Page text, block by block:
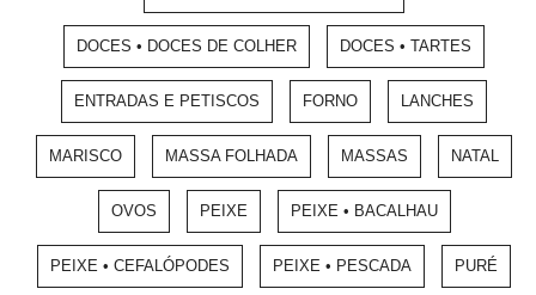
DOCES • DOCES DE COLHER DOCES • TARTES
ENTRADAS E PETISCOS FORNO LANCHES
MARISCO MASSA FOLHADA MASSAS NATAL
OVOS PEIXE PEIXE • BACALHAU
PEIXE • CEFALÓPODES PEIXE • PESCADA PURÉ